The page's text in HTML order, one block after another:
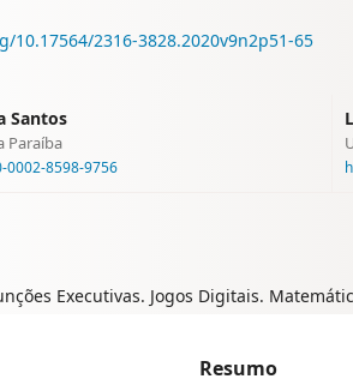
10.17564/2316-3828.2020v9n2p51-65
Santos
Paraíba
0002-8598-9756
Executivas. Jogos Digitais.
Resumo